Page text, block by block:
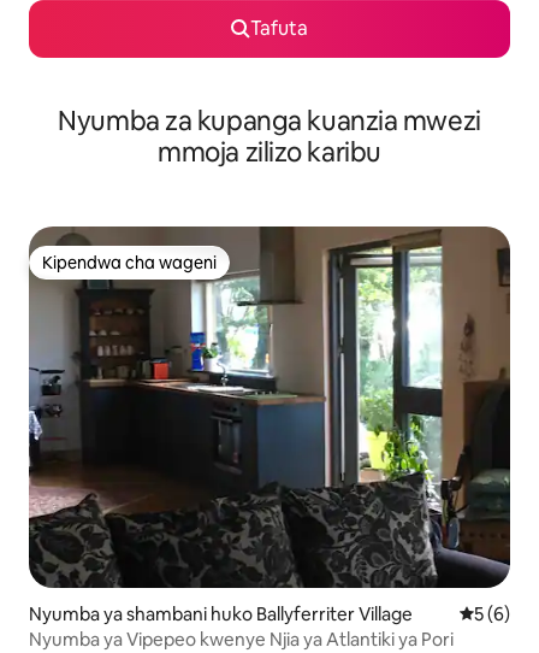
Tafuta
Nyumba za kupanga kuanzia mwezi
mmoja zilizo karibu
Kipendwa cha wageni
Kipendwa cha wageni
Nyumba ya shambani huko Ballyferriter Village
5 (6)
Nyumba ya Vipepeo kwenye Njia ya Atlantiki ya Pori